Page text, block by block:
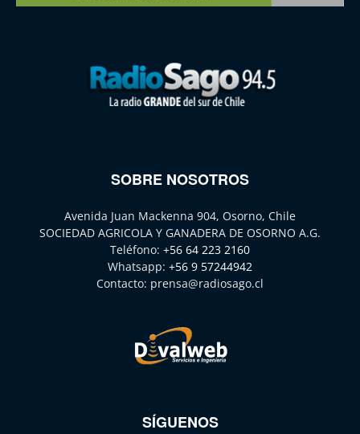
SOBRE NOSOTROS
Avenida Juan Mackenna 904, Osorno, Chile
SOCIEDAD AGRICOLA Y GANADERA DE OSORNO A.G.
Teléfono: +56 64 223 2160
Whatsapp: +56 9 57244942
Contacto: prensa@radiosago.cl
SÍGUENOS